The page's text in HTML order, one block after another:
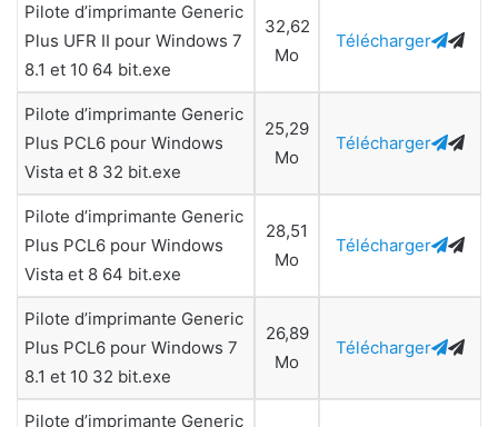
Pilote d’imprimante Generic
Plus UFR II pour Windows 7
8.1 et 10 64 bit.exe
32,62
Mo
Télécharger
Pilote d’imprimante Generic
Plus PCL6 pour Windows
Vista et 8 32 bit.exe
25,29
Mo
Télécharger
Pilote d’imprimante Generic
Plus PCL6 pour Windows
Vista et 8 64 bit.exe
28,51
Mo
Télécharger
Pilote d’imprimante Generic
Plus PCL6 pour Windows 7
8.1 et 10 32 bit.exe
26,89
Mo
Télécharger
Pilote d’imprimante Generic